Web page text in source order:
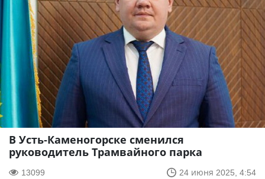
В Усть-Каменогорске сменился
руководитель Трамвайного парка
13099 24 июня 2025, 4:54